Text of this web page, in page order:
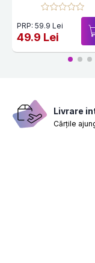
PRP: 59.9 Lei
49.9 Lei
Livrare
Cărțile